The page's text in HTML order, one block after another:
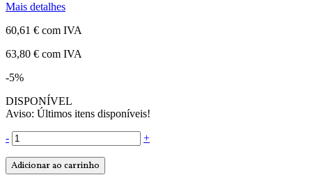
Mais detalhes
60,61 € com IVA
63,80 € com IVA
-5%
DISPONÍVEL
Aviso: Últimos itens disponíveis!
- +
Adicionar ao carrinho